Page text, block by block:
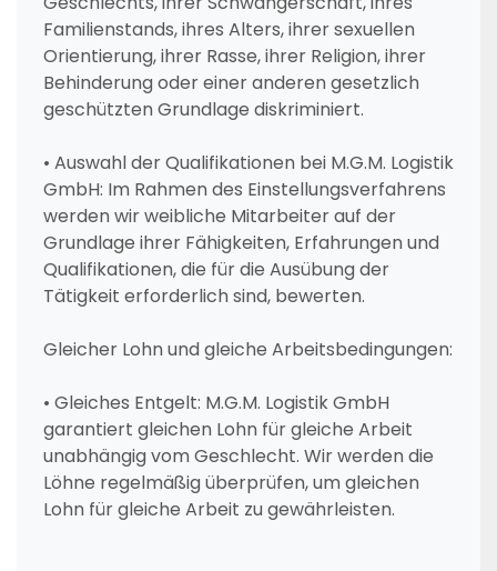
Familienstands, ihres Alters, ihrer sexuellen
Orientierung, ihrer Rasse, ihrer Religion, ihrer
Behinderung oder einer anderen gesetzlich
geschützten Grundlage diskriminiert.
• Auswahl der Qualifikationen bei M.G.M. Logistik
GmbH: Im Rahmen des Einstellungsverfahrens
werden wir weibliche Mitarbeiter auf der
Grundlage ihrer Fähigkeiten, Erfahrungen und
Qualifikationen, die für die Ausübung der
Tätigkeit erforderlich sind, bewerten.
Gleicher Lohn und gleiche Arbeitsbedingungen:
• Gleiches Entgelt: M.G.M. Logistik GmbH
garantiert gleichen Lohn für gleiche Arbeit
unabhängig vom Geschlecht. Wir werden die
Löhne regelmäßig überprüfen, um gleichen
Lohn für gleiche Arbeit zu gewährleisten.